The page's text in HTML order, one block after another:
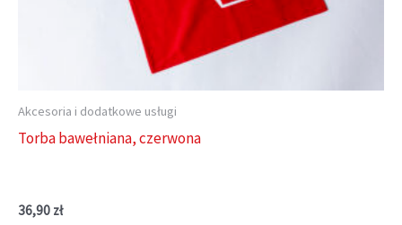
Akcesoria i dodatkowe usługi
Torba bawełniana, czerwona
36,90 zł